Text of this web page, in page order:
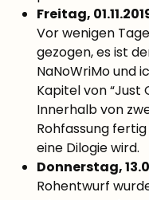
Freitag,
Vor wenigen
gezogen, es ist
NaNoWriMo und
Kapitel von “Just
Innerhalb von
Rohfassung
eine Dilogie wird.
Donnerstag,
Rohentwurf